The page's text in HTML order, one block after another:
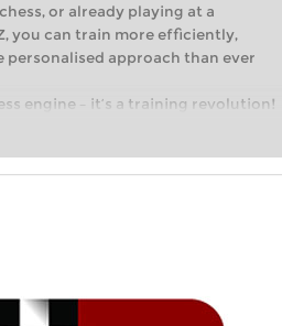
or already playing at a
you can train more efficiently,
approach than ever
engine – it’s a training revolution!
steps into the world of club chess,
with a more personalised